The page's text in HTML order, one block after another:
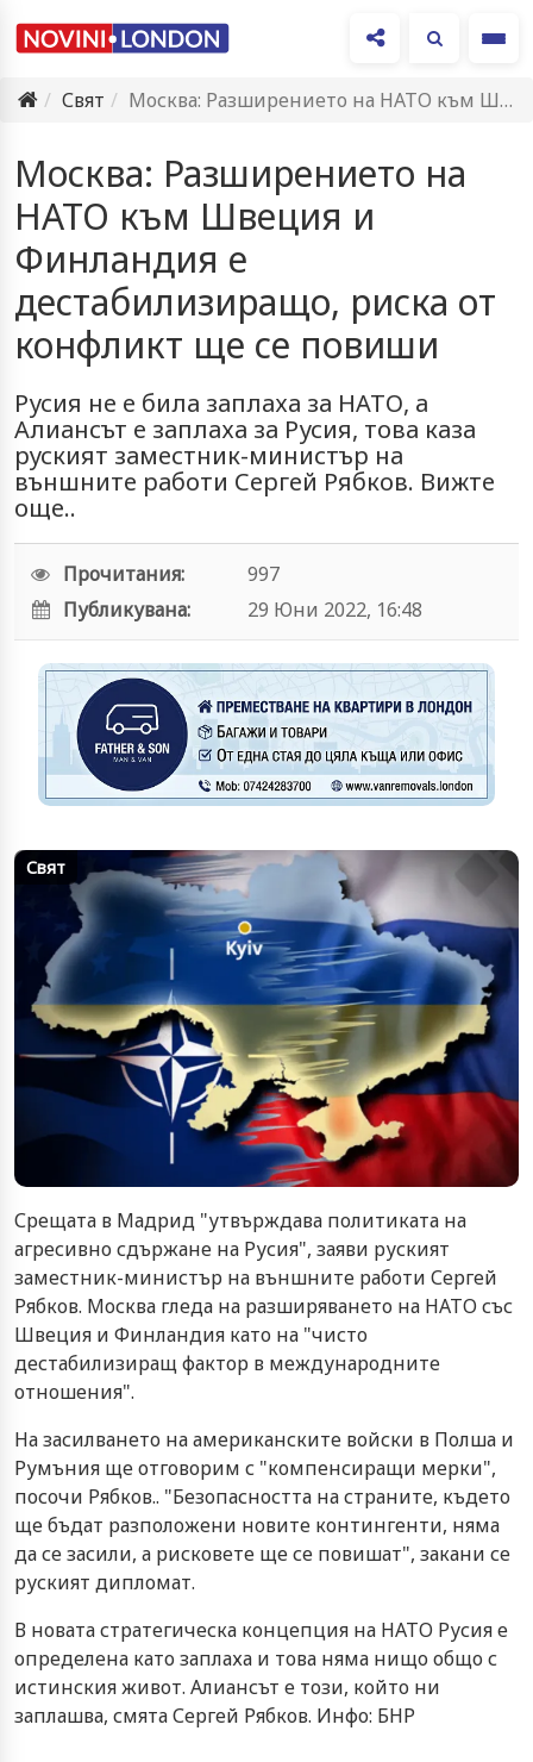
Свят
Москва: Разширението на НАТО към Швеция и Финландия е дестабилизиращо,…
Москва: Разширението на
НАТО към Швеция и
Финландия е
дестабилизиращо, риска от
конфликт ще се повиши
Русия не е била заплаха за НАТО, а
Алиансът е заплаха за Русия, това каза
руският заместник-министър на
външните работи Сергей Рябков. Вижте
още..
Прочитания:
997
Публикувана:
29 Юни 2022, 16:48
Свят
Срещата в Мадрид "утвърждава политиката на
агресивно сдържане на Русия", заяви руският
заместник-министър на външните работи Сергей
Рябков. Москва гледа на разширяването на НАТО със
Швеция и Финландия като на "чисто
дестабилизиращ фактор в международните
отношения".
На засилването на американските войски в Полша и
Румъния ще отговорим с "компенсиращи мерки",
посочи Рябков.. "Безопасността на страните, където
ще бъдат разположени новите контингенти, няма
да се засили, а рисковете ще се повишат", закани се
руският дипломат.
В новата стратегическа концепция на НАТО Русия е
определена като заплаха и това няма нищо общо с
истинския живот. Алиансът е този, който ни
заплашва, смята Сергей Рябков. Инфо: БНР